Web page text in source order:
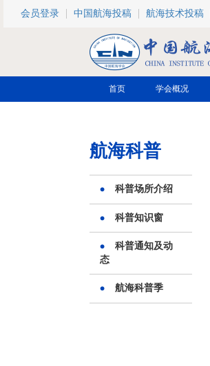
跳转到主要内容
会员登录 中国航海投稿 航海技术投稿
首页 学会概况
航海科普
科普场所介绍
科普知识窗
科普通知及动
态
航海科普季